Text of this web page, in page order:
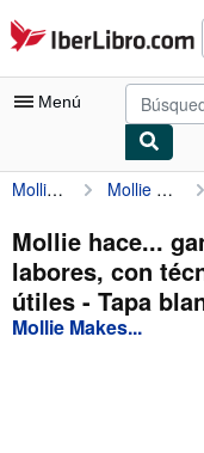
Pasar al contenido
IberLibro.com
Menú
Mi cuenta
Consultar mis pedidos
Búsqueda avanzada
Colecciones
Mollie Makes... Mollie hace... ganchillo: 15 proyectos de labores, con técnicas, trucos y consejos útiles
Mollie hace...
labores, con
útiles - Tapa
Mollie Makes...